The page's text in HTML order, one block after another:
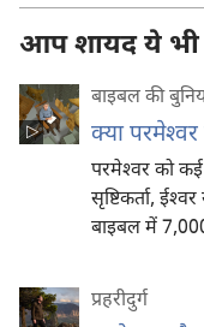
आप शायद ये भी
बाइबल की
क्या
परमेश्‍वर को कई
सृष्टिकर्ता,
बाइबल में
प्रहरीदुर्ग